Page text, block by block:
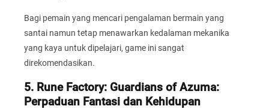
Bagi pemain yang mencari pengalaman bermain yang
santai namun tetap menawarkan kedalaman mekanika
yang kaya untuk dipelajari, game ini sangat
direkomendasikan.
5. Rune Factory: Guardians of Azuma:
Perpaduan Fantasi dan Kehidupan